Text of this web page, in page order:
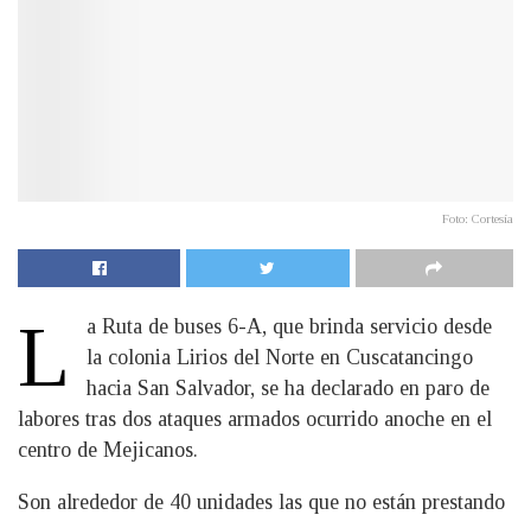
Foto: Cortesía
L
a Ruta de buses 6-A, que brinda servicio desde
la colonia Lirios del Norte en Cuscatancingo
hacia San Salvador, se ha declarado en paro de
labores tras dos ataques armados ocurrido anoche en el
centro de Mejicanos.
Son alrededor de 40 unidades las que no están prestando